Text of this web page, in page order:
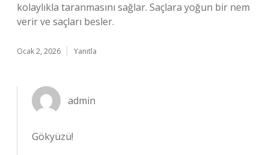
kolaylıkla taranmasını sağlar. Saçlara yoğun bir nem
verir ve saçları besler.
Ocak 2, 2026 Yanıtla
admin
Gökyüzü!